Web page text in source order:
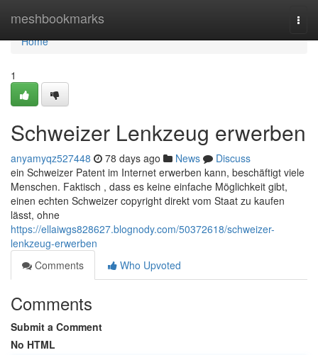
meshbookmarks
Home
Home
1
Schweizer Lenkzeug erwerben
anyamyqz527448 78 days ago News
Discuss
ein Schweizer Patent im Internet erwerben kann, beschäftigt viele
Menschen. Faktisch , dass es keine einfache Möglichkeit gibt,
einen echten Schweizer copyright direkt vom Staat zu kaufen
lässt, ohne
https://ellaiwgs828627.blognody.com/50372618/schweizer-
lenkzeug-erwerben
Comments
Who Upvoted
Comments
Submit a Comment
No HTML